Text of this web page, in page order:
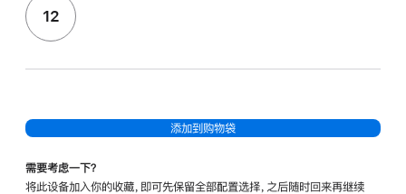
12
添加到购物袋
需要考虑一下？
将此设备加入你的收藏，即可先保留全部配置选择，之后随时回来再继续